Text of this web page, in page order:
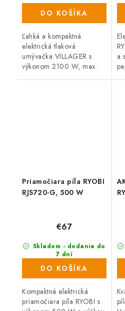
DO KOŠÍKA
Ľahká a kompaktná
elektrická tlaková
umývačka VILLAGER s
výkonom 2100 W, max.
a
Priamočiara píla RYOBI
RJS720-G, 500 W
Skladom - dodanie do
7 dní
(802 ks)
€67
DO KOŠÍKA
Kompaktná elektrická
priamočiara píla RYOBI s